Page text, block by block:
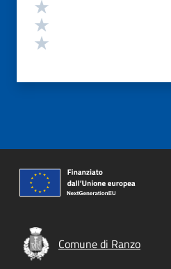
Comune di Ranzo